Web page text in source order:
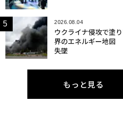
2026.08.04
ウクライナ侵攻で塗
界のエネルギー地図
失墜
もっと見る